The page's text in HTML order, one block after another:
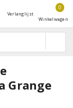
Verlanglijst
0
Winkelwagen
Grange